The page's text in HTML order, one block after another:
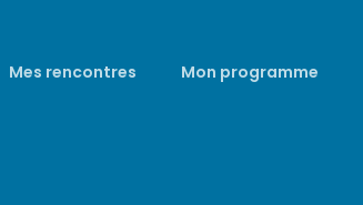
Mes rencontres Mon programme